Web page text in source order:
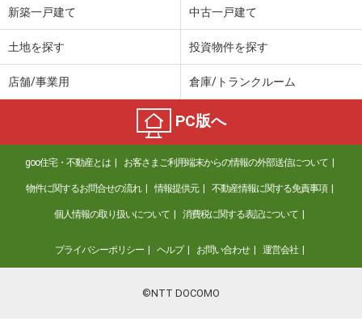
新築一戸建て 中古一戸建て
土地を探す 投資物件を探す
店舗/事業用 倉庫/トランクルーム
PC版へ
goo住宅・不動産とは お客さまご利用端末からの情報の外部送信について
物件に関するお問合せの流れ 情報提供元 不動産情報に関する免責事項
個人情報の取り扱いについて 消費税に関する表記について
プライバシーポリシー ヘルプ お問い合わせ 運営会社
©NTT DOCOMO